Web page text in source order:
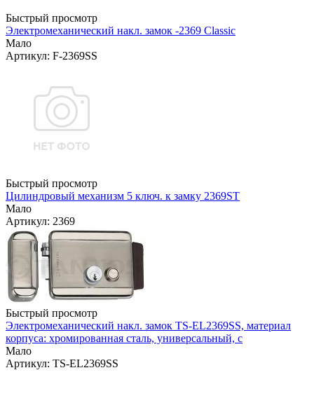
Быстрый просмотр
Электромеханический накл. замок -2369 Classic
Мало
Артикул: F-2369SS
Быстрый просмотр
Цилиндровый механизм 5 ключ. к замку 2369ST
Мало
Артикул: 2369
Быстрый просмотр
Электромеханический накл. замок TS-EL2369SS, материал
корпуса: хромированная сталь, универсальный, с
Мало
Артикул: TS-EL2369SS